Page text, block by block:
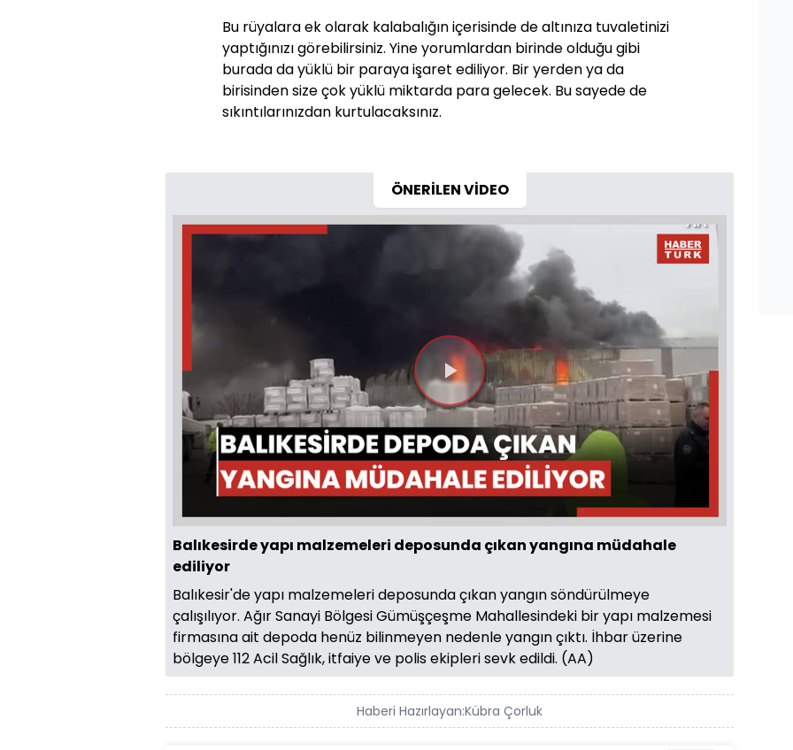
Bu rüyalara ek olarak kalabalığın içerisinde de altınıza tuvaletinizi
yaptığınızı görebilirsiniz. Yine yorumlardan birinde olduğu gibi
burada da yüklü bir paraya işaret ediliyor. Bir yerden ya da
birisinden size çok yüklü miktarda para gelecek. Bu sayede de
sıkıntılarınızdan kurtulacaksınız.
ÖNERİLEN VİDEO
Videoyu
Oynat
Balıkesirde yapı malzemeleri deposunda çıkan yangına müdahale
ediliyor
Balıkesir'de yapı malzemeleri deposunda çıkan yangın söndürülmeye
çalışılıyor. Ağır Sanayi Bölgesi Gümüşçeşme Mahallesindeki bir yapı malzemesi
firmasına ait depoda henüz bilinmeyen nedenle yangın çıktı. İhbar üzerine
bölgeye 112 Acil Sağlık, itfaiye ve polis ekipleri sevk edildi. (AA)
Haberi Hazırlayan:Kübra Çorluk